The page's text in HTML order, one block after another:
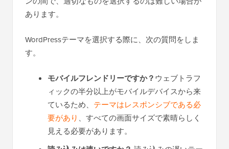
あります。
WordPressテーマを選択する際に、次の質問をしま
す。
モバイルフレンドリーですか？ウェブトラフ
ィックの半分以上がモバイルデバイスから来
ているため、 テーマはレスポンシブである必
要があり 、すべての画面サイズで素晴らしく
見える必要があります。